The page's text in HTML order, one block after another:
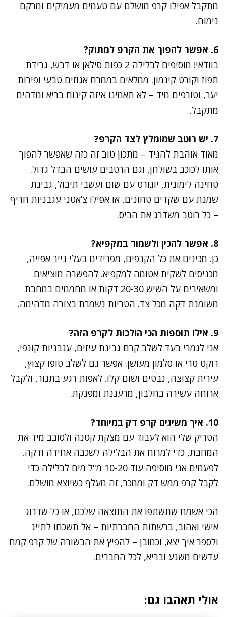
מתקבל אפילו קרפ מושלם עם טעמים מעמיקים ומרקם
נימוח.
6. אפשר להפוך את הקרפ למתוק?
בוודאי! מוסיפים לבלילה 2 כפות סילאן או דבש, גרידת
תפוז וקורט קינמון. ממלאים בממרח אגוזים טבעי ופירות
יער, וטורפים מיד – לא תאמינו איזה קינוח בריא ומדהים
מתקבל.
7. יש רוטב שמומלץ לצד הקרפ?
מאוד אוהבת להגיד – מתכון טוב זה כזה שאפשר להפוך
אותו לכוכב בשולחן, וגם הרטבים עושים הבדל גדול.
טחינה לימונית, יוגורט עם שום ועשבי תיבול, גבינת
שמנת עם שקדים טחונים, או אפילו צ’אטני עגבניות חריף
– כל רוטב משדרג את הביס.
8. אפשר להכין ולשמור במקפיא?
כן. מכינים את כל הקרפים, מפרידים בעלי נייר אפייה,
מכניסים לשקית אטומה למקפיא. להפשרה מוציאים
ומשאירים על השיש 20-30 דקות או מחממים במחבת
משומנת דקה מכל צד. הטריות נשמרת בצורה מדהימה.
9. אילו תוספות הכי הולכות לקרפ הזה?
אני לגמרי בעד לשלב קרם גבינת עיזים, עגבניות קונפי,
רוקט טרי או סלמון מעושן. אפשר גם לשלב טופו קצוץ,
עירית קצוצה, נבטים ושום קלו. לאפות רגע בתנור, ולקבל
ארוחה עשירה בחלבון, מרעננת ומפנקת.
10. איך משיגים קרפ דק במיוחד?
הטריק שלי הוא לעבוד עם מצקת קטנה ולסובב מיד את
המחבת, כדי למרוח את הבלילה לשכבה אחידה ודקה.
לפעמים אני מוסיפה עוד 10-20 מ"ל מים לבלילה כדי
לקבל קרפ ממש דק וממכר, זה מעלף כשיוצא מושלם.
הכי אשמח שתשתפו את התוצאה שלכם, או כל שדרוג
אישי ואהוב, ברשתות החברתיות – אל תשכחו לתייג
ולספר איך יצא, וכמובן – להפיץ את הבשורה של קרפ קמח
עדשים משגע ובריא, לכל החברים.
אולי תאהבו גם: